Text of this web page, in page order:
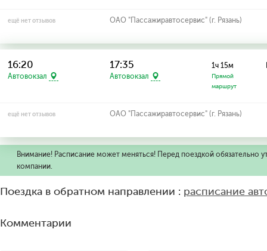
ещё нет отзывов ОАО "Пассажиравтосервис" (г. Рязань)
16:20
Автовокзал
17:35
Автовокзал
1ч 15м
Прямой
маршрут
ещё нет отзывов ОАО "Пассажиравтосервис" (г. Рязань)
Внимание! Расписание может меняться! Перед поездкой обязательно
компании.
Поездка в обратном направлении : расписание
Комментарии